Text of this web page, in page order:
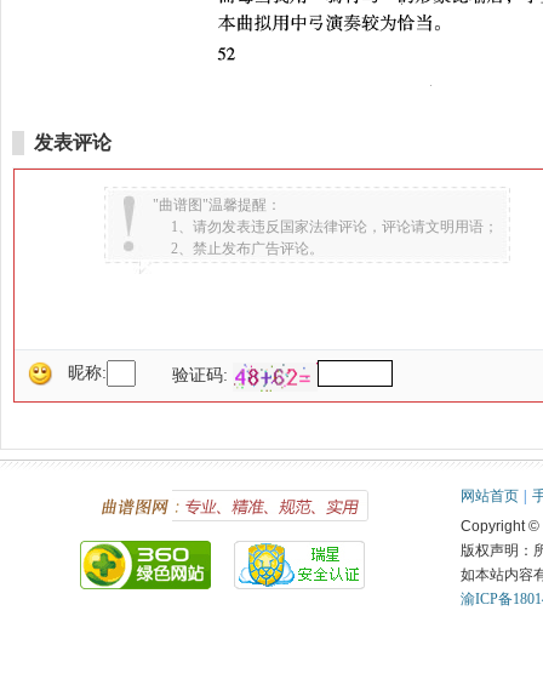
发表评论
"曲谱图"温馨提醒：
1、请勿发表违反国家法律评论，评论请文明用语；
2、禁止发布广告评论。
昵称: 验证码:
网站首页
Copyright ©
版权声明：
如本站内容
渝ICP备